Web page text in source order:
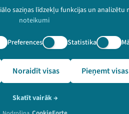
saziņas līdzekļu funkcijas un
noteikumi
Preferences Statistika
Noraidīt visas Pieņemt visas
Skatīt vairāk→
lv/video-arhivs/2442